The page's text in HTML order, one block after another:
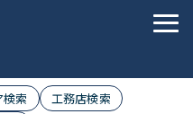
索
工務店検索